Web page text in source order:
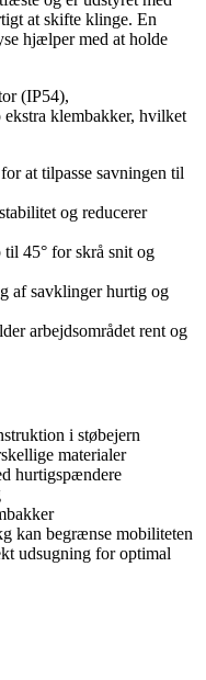
at skifte klinge. En
hjælper med at holde
(IP54),
klembakker, hvilket
at tilpasse savningen til
og reducerer
45° for skrå snit og
af savklinger hurtig og
arbejdsområdet rent og
i støbejern
materialer
hurtigspændere
kan begrænse mobiliteten
udsugning for optimal